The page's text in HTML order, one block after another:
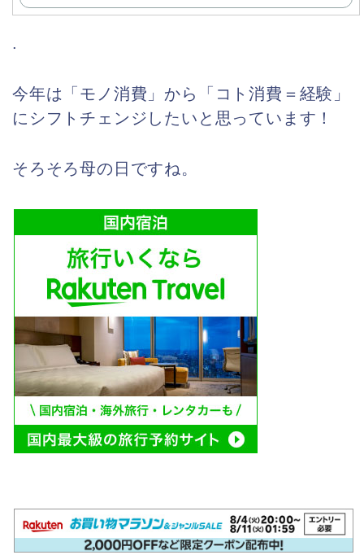
.
今年は「モノ消費」から「コト消費＝経験」
にシフトチェンジしたいと思っています！
そろそろ母の日ですね。